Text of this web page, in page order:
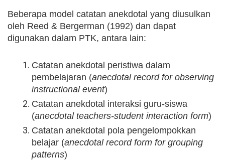
Beberapa model catatan anekdotal yang diusulkan
oleh Reed & Bergerman (1992) dan dapat
digunakan dalam PTK, antara lain:
Catatan anekdotal peristiwa dalam
pembelajaran (anecdotal record for observing
instructional event)
Catatan anekdotal interaksi guru-siswa
(anecdotal teachers-student interaction form)
Catatan anekdotal pola pengelompokkan
belajar (anecdotal record form for grouping
patterns)